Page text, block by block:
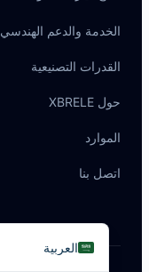
الخدمة والدعم الهندسي
القدرات التصنيعية
حول XBRELE
الموارد
اتصل بنا
العربية
Français
Italiano
Deutsch